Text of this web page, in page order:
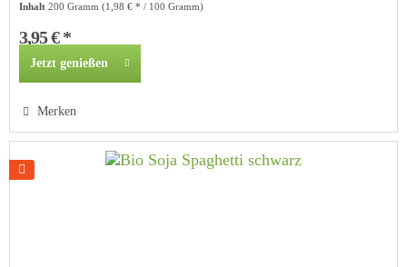
Inhalt200 Gramm(1,98 € * / 100 Gramm)
3,95 € *
Jetzt genießen
Merken